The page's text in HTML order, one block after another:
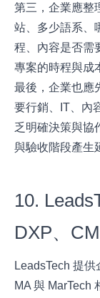
第三，企業應整
站、多少語系、
程、內容是否需
專案的時程與成
最後，企業也應
要行銷、IT、內
乏明確決策與協
與驗收階段產生
10.
DXP、
LeadsTech 提
MA 與 MarTech